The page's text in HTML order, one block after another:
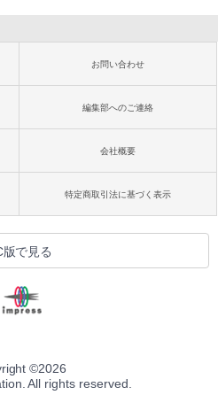
お問い合わせ
編集部へのご連絡
会社概要
特定商取引法に基づく表示
版で見る
©2026
All rights reserved.